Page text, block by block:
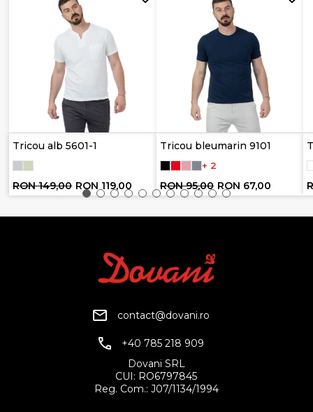
Tricou alb 5601-1
RON 149,00 RON 119,00
Tricou bleumarin 9101
+ 2
RON 95,00 RON 67,00
contact@dovani.ro
+40 785 218 909
Dovani SRL
CUI: RO6797845
Reg. Com.: J07/1134/1994